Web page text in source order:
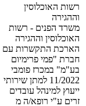
רשות האוכלוסין
וההגירה
משרד הפנים - רשות
האוכלוסין וההגירה
הארכת התקשרות עם
חברת "פמי פרימיום
בע"מ" במכרז פומבי
11/2022 למתן שירותי
ייעוץ למינהל עובדים
זרים ע"י רופא/ה מ